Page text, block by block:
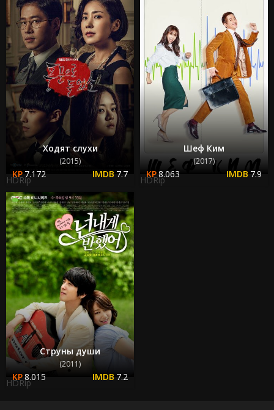
Ходят слухи
(2015)
7.172 7.7
HDRip
Шеф Ким
(2017)
8.063 7.9
HDRip
Струны души
(2011)
8.015 7.2
HDRip